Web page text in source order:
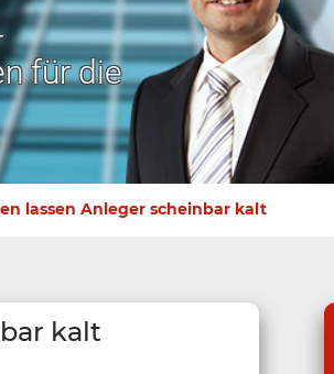
für die
lassen Anleger scheinbar kalt
kalt